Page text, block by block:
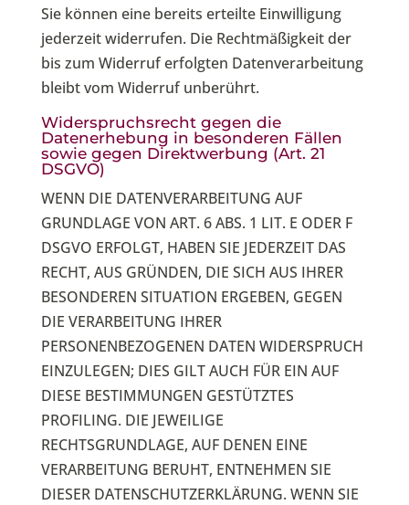
Sie können eine bereits erteilte Einwilligung
jederzeit widerrufen. Die Rechtmäßigkeit der
bis zum Widerruf erfolgten Datenverarbeitung
bleibt vom Widerruf unberührt.
Widerspruchsrecht gegen die
Datenerhebung in besonderen Fällen
sowie gegen Direktwerbung (Art. 21
DSGVO)
WENN DIE DATENVERARBEITUNG AUF
GRUNDLAGE VON ART. 6 ABS. 1 LIT. E ODER F
DSGVO ERFOLGT, HABEN SIE JEDERZEIT DAS
RECHT, AUS GRÜNDEN, DIE SICH AUS IHRER
BESONDEREN SITUATION ERGEBEN, GEGEN
DIE VERARBEITUNG IHRER
PERSONENBEZOGENEN DATEN WIDERSPRUCH
EINZULEGEN; DIES GILT AUCH FÜR EIN AUF
DIESE BESTIMMUNGEN GESTÜTZTES
PROFILING. DIE JEWEILIGE
RECHTSGRUNDLAGE, AUF DENEN EINE
VERARBEITUNG BERUHT, ENTNEHMEN SIE
DIESER DATENSCHUTZERKLÄRUNG. WENN SIE